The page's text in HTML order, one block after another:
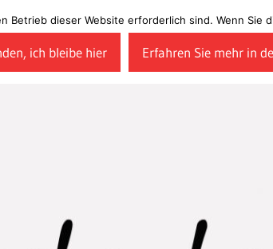
Betrieb dieser Website erforderlich sind. Wenn
ich bleibe hier Erfahren Sie mehr in